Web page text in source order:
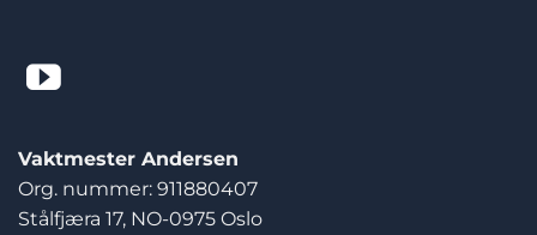
Vaktmester Andersen
Org. nummer: 911880407
Stålfjæra 17, NO-0975 Oslo